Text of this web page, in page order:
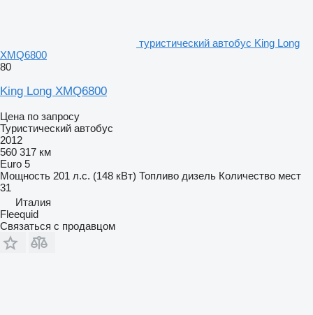
туристический автобус King Long
XMQ6800
80
King Long XMQ6800
Цена по запросу
Туристический автобус
2012
560 317 км
Euro 5
Мощность 201 л.с. (148 кВт) Топливо дизель Количество мест
31
Италия
Fleequid
Связаться с продавцом